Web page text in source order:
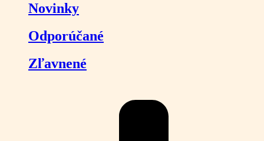
Novinky
Odporúčané
Zľavnené